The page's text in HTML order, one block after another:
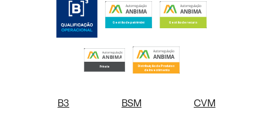
B3 BSM CVM